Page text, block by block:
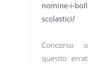
nomine-i-
scolastici/
Concorso
quesito